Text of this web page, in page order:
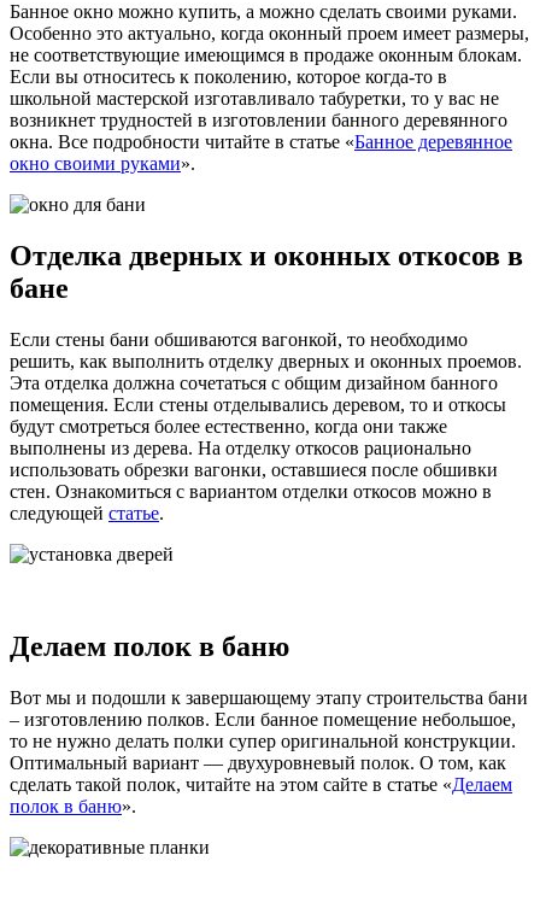
Банное окно можно купить, а можно сделать своими руками.
Особенно это актуально, когда оконный проем имеет размеры,
не соответствующие имеющимся в продаже оконным блокам.
Если вы относитесь к поколению, которое когда-то в
школьной мастерской изготавливало табуретки, то у вас не
возникнет трудностей в изготовлении банного деревянного
окна. Все подробности читайте в статье «Банное деревянное
окно своими руками».
Отделка дверных и оконных откосов в
бане
Если стены бани обшиваются вагонкой, то необходимо
решить, как выполнить отделку дверных и оконных проемов.
Эта отделка должна сочетаться с общим дизайном банного
помещения. Если стены отделывались деревом, то и откосы
будут смотреться более естественно, когда они также
выполнены из дерева. На отделку откосов рационально
использовать обрезки вагонки, оставшиеся после обшивки
стен. Ознакомиться с вариантом отделки откосов можно в
следующей статье.
Делаем полок в баню
Вот мы и подошли к завершающему этапу строительства бани
– изготовлению полков. Если банное помещение небольшое,
то не нужно делать полки супер оригинальной конструкции.
Оптимальный вариант — двухуровневый полок. О том, как
сделать такой полок, читайте на этом сайте в статье «Делаем
полок в баню».